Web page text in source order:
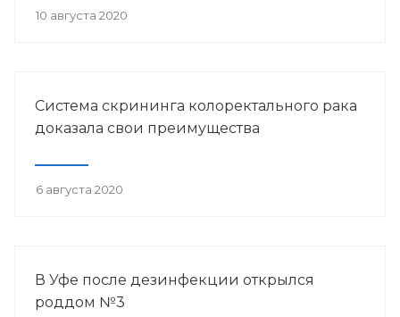
10 августа 2020
Система скрининга колоректального рака
доказала свои преимущества
6 августа 2020
В Уфе после дезинфекции открылся
роддом №3